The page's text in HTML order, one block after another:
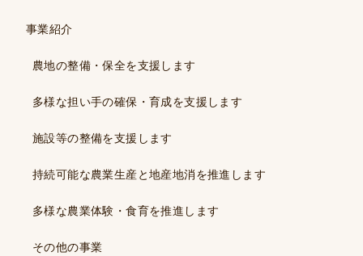
事業紹介
農地の整備・保全を支援します
多様な担い手の確保・育成を支援します
施設等の整備を支援します
持続可能な農業生産と地産地消を推進します
多様な農業体験・食育を推進します
その他の事業